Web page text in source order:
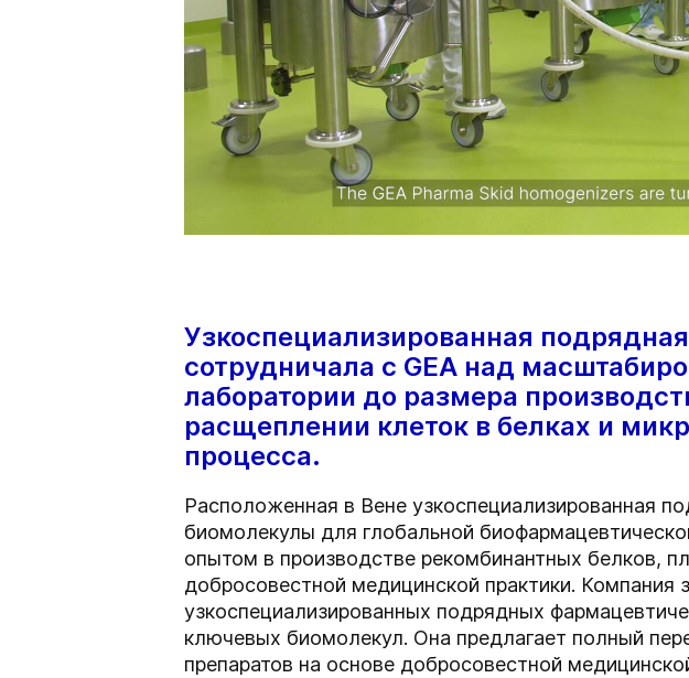
Узкоспециализированная
сотрудничала с GEA над
лаборатории до размера
расщеплении клеток в белках и
процесса.
Расположенная в Вене узкоспециализированная
биомолекулы для глобальной
опытом в производстве рекомбинантных
добросовестной медицинской практики. Компания
узкоспециализированных подрядных
ключевых биомолекул. Она предлагает полный
препаратов на основе добросовестной